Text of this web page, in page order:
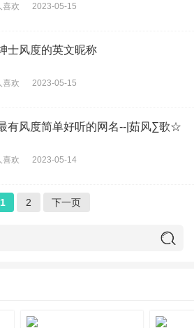
喜欢 2023-05-15
士风度的英文昵称
喜欢 2023-05-15
有风度简单好听的网名--|茹风∑歌☆
喜欢 2023-05-14
1 2 下一页